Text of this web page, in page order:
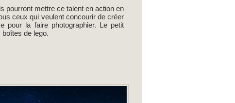
pourront mettre ce talent en action en
ceux qui veulent concourir de créer
pour la faire photographier. Le petit
de lego.